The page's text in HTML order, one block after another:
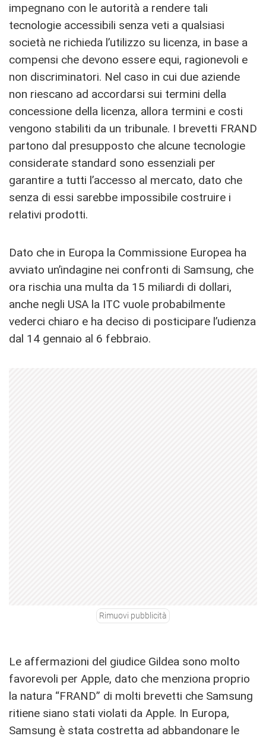
impegnano con le autorità a rendere tali
tecnologie accessibili senza veti a qualsiasi
società ne richieda l’utilizzo su licenza, in base a
compensi che devono essere equi, ragionevoli e
non discriminatori. Nel caso in cui due aziende
non riescano ad accordarsi sui termini della
concessione della licenza, allora termini e costi
vengono stabiliti da un tribunale. I brevetti FRAND
partono dal presupposto che alcune tecnologie
considerate standard sono essenziali per
garantire a tutti l’accesso al mercato, dato che
senza di essi sarebbe impossibile costruire i
relativi prodotti.
Dato che in Europa la Commissione Europea ha
avviato un’indagine nei confronti di Samsung, che
ora rischia una multa da 15 miliardi di dollari,
anche negli USA la ITC vuole probabilmente
vederci chiaro e ha deciso di posticipare l’udienza
dal 14 gennaio al 6 febbraio.
Rimuovi pubblicità
Le affermazioni del giudice Gildea sono molto
favorevoli per Apple, dato che menziona proprio
la natura “FRAND” di molti brevetti che Samsung
ritiene siano stati violati da Apple. In Europa,
Samsung è stata costretta ad abbandonare le